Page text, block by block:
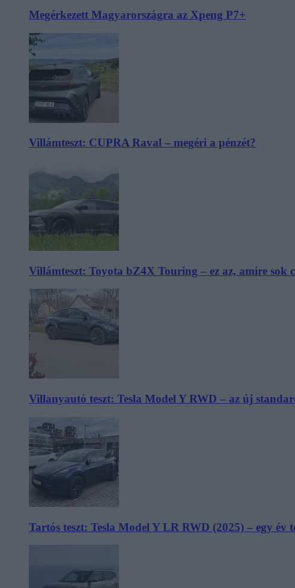
Megérkezett Magyarországra az Xpeng P7+
Villámteszt: CUPRA Raval – megéri a pénzét?
Villámteszt: Toyota bZ4X Touring – ez az, amire sok
Villanyautó teszt: Tesla Model Y RWD – az új
Tartós teszt: Tesla Model Y LR RWD (2025) – egy év